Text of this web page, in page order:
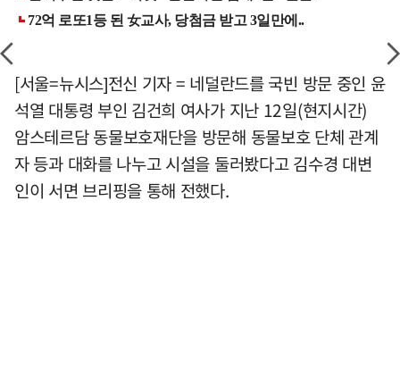
[서울=뉴시스]전신 기자 = 네덜란드를 국빈 방문 중인 윤
석열 대통령 부인 김건희 여사가 지난 12일(현지시간)
암스테르담 동물보호재단을 방문해 동물보호 단체 관계
자 등과 대화를 나누고 시설을 둘러봤다고 김수경 대변
인이 서면 브리핑을 통해 전했다.